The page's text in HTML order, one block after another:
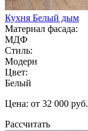
Кухня Белый дым
Материал фасада:
МДФ
Стиль:
Модерн
Цвет:
Белый
Цена: от 32 000 руб.
Рассчитать